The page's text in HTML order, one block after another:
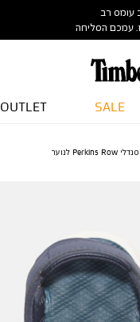
עומס רב
עמכם הסליחה
SALE
OUTLET
סנדלי Perkins Row לנוער